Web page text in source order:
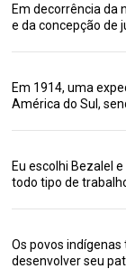
Em decorrência da
e da concepção de
Em 1914, uma
América do Sul,
Eu escolhi Bezalel
todo tipo de
Os povos
desenvolver seu